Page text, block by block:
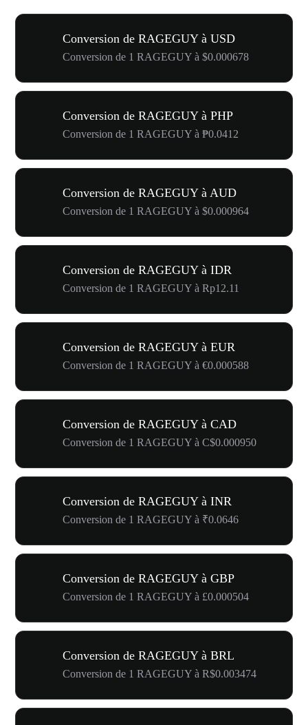
Conversion de RAGEGUY à USD
Conversion de 1 RAGEGUY à $0.000678
Conversion de RAGEGUY à PHP
Conversion de 1 RAGEGUY à ₱0.0412
Conversion de RAGEGUY à AUD
Conversion de 1 RAGEGUY à $0.000964
Conversion de RAGEGUY à IDR
Conversion de 1 RAGEGUY à Rp12.11
Conversion de RAGEGUY à EUR
Conversion de 1 RAGEGUY à €0.000588
Conversion de RAGEGUY à CAD
Conversion de 1 RAGEGUY à C$0.000950
Conversion de RAGEGUY à INR
Conversion de 1 RAGEGUY à ₹0.0646
Conversion de RAGEGUY à GBP
Conversion de 1 RAGEGUY à £0.000504
Conversion de RAGEGUY à BRL
Conversion de 1 RAGEGUY à R$0.003474